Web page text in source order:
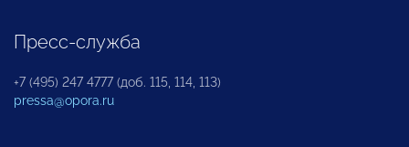
Пресс-служба
+7 (495) 247 4777 (доб. 115, 114, 113)
pressa@opora.ru